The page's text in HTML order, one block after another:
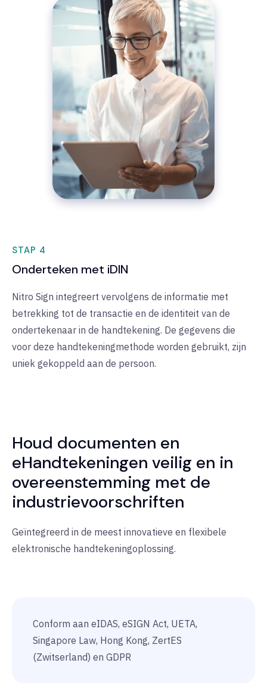
STAP 4
Onderteken met iDIN
Nitro Sign integreert vervolgens de informatie met
betrekking tot de transactie en de identiteit van de
ondertekenaar in de handtekening. De gegevens die
voor deze handtekeningmethode worden gebruikt, zijn
uniek gekoppeld aan de persoon.
Houd documenten en
eHandtekeningen veilig en in
overeenstemming met de
industrievoorschriften
Geïntegreerd in de meest innovatieve en flexibele
elektronische handtekeningoplossing.
Conform aan eIDAS, eSIGN Act, UETA,
Singapore Law, Hong Kong, ZertES
(Zwitserland) en GDPR